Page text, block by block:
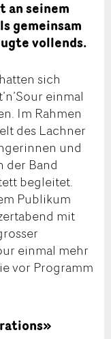
an seinem
gemeinsam
vollends.
sich
einmal
Im Rahmen
des Lachner
und
der Band
begleitet.
Publikum
mit
einmal mehr
vor Programm